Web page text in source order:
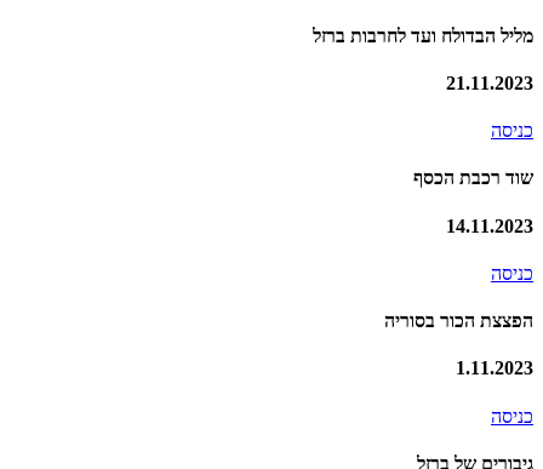
מליל הבדולח ועד לחרבות ברזל
21.11.2023
כניסה
שוד רכבת הכסף
14.11.2023
כניסה
הפצצת הכור בסוריה
1.11.2023
כניסה
גיבורים של ברזל